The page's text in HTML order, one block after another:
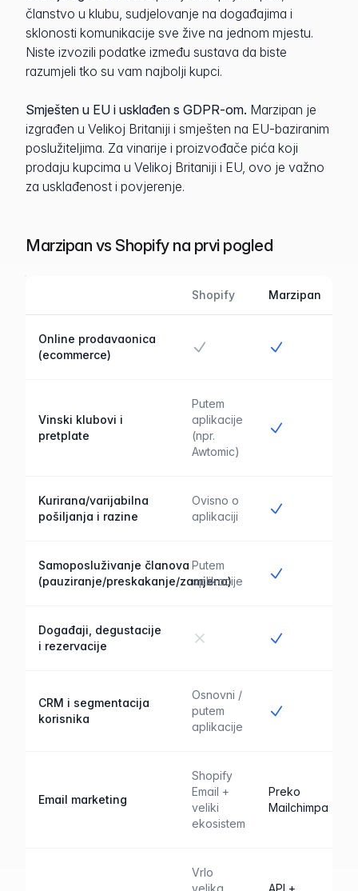
članstvo u klubu, sudjelovanje na događajima i
sklonosti komunikacije sve žive na jednom mjestu.
Niste izvozili podatke između sustava da biste
razumjeli tko su vam najbolji kupci.
Smješten u EU i usklađen s GDPR-om. Marzipan je
izgrađen u Velikoj Britaniji i smješten na EU-baziranim
poslužiteljima. Za vinarije i proizvođače pića koji
prodaju kupcima u Velikoj Britaniji i EU, ovo je važno
za usklađenost i povjerenje.
Marzipan vs Shopify na prvi pogled
Shopify Marzipan
Online prodavaonica
(ecommerce)
Vinski klubovi i
pretplate
Putem
aplikacije
(npr.
Awtomic)
Kurirana/varijabilna
pošiljanja i razine
Ovisno o
aplikaciji
Samoposluživanje članova
(pauziranje/preskakanje/zamjena)
Putem
aplikacije
Događaji, degustacije
i rezervacije
CRM i segmentacija
korisnika
Osnovni /
putem
aplikacije
Email marketing
Shopify
Email +
veliki
ekosistem
Preko
Mailchimpa
Vrlo
velika
API +